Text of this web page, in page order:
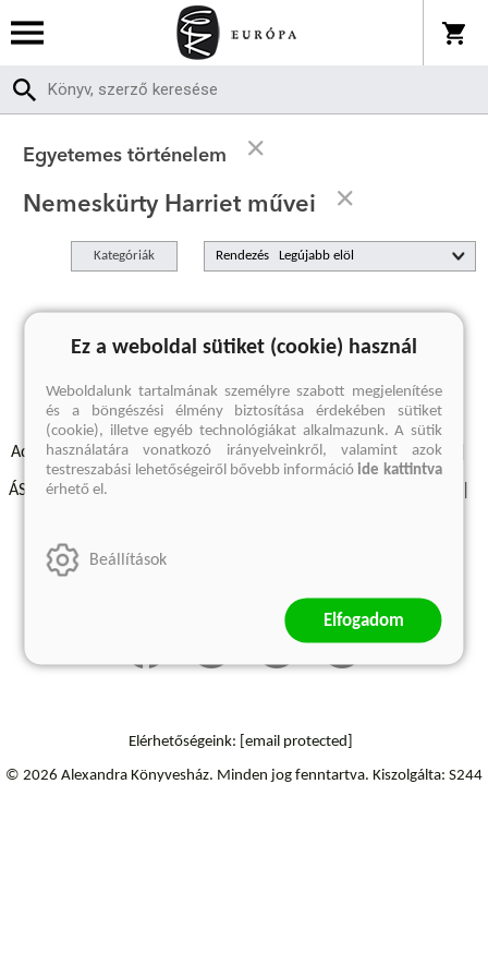
Egyetemes történelem
Nemeskürty Harriet művei
Kategóriák Rendezés
A keresett kifejezésre nincs találat
Adatvédelmi szabályzatok Elállási felmondási nyilatkozat
ÁSZF - Vásárlási feltételek
Szállítási információk
Elérhetőségeink: [email protected]
© 2026 Alexandra Könyvesház. Minden jog fenntartva. Kiszolgálta: S244
Ez a weboldal sütiket (cookie) használ
Weboldalunk tartalmának személyre szabott megjelenítése
és a böngészési élmény biztosítása érdekében sütiket
(cookie), illetve egyéb technológiákat alkalmazunk. A sütik
használatára vonatkozó irányelveinkről, valamint azok
testreszabási lehetőségeiről bővebb információide kattintva
érhető el.
Beállítások
Elfogadom